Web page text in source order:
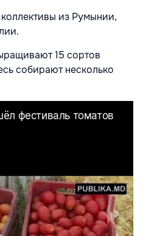
из Румынии,
15 сортов
собирают несколько